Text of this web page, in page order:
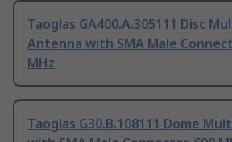
Taoglas GA400.A.305111 Disc
Antenna with SMA Male
MHz
Taoglas G30.B.108111 Dome